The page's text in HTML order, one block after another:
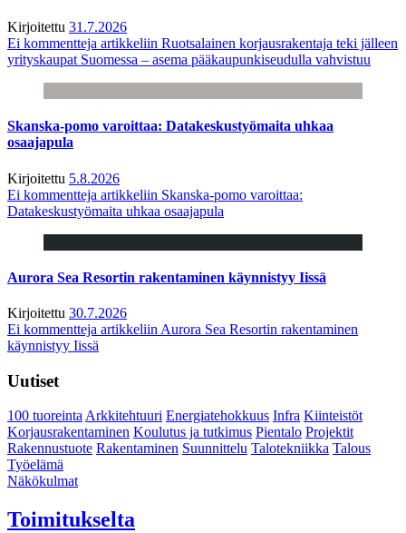
Kirjoitettu 31.7.2026
Ei kommentteja artikkeliin Ruotsalainen korjausrakentaja teki jälleen
yrityskaupat Suomessa – asema pääkaupunkiseudulla vahvistuu
Skanska-pomo varoittaa: Datakeskustyömaita uhkaa
osaajapula
Kirjoitettu 5.8.2026
Ei kommentteja artikkeliin Skanska-pomo varoittaa:
Datakeskustyömaita uhkaa osaajapula
Aurora Sea Resortin rakentaminen käynnistyy Iissä
Kirjoitettu 30.7.2026
Ei kommentteja artikkeliin Aurora Sea Resortin rakentaminen
käynnistyy Iissä
Uutiset
100 tuoreintaArkkitehtuuri Energiatehokkuus Infra Kiinteistöt
Korjausrakentaminen Koulutus ja tutkimus Pientalo Projektit
Rakennustuote Rakentaminen Suunnittelu Talotekniikka Talous
Työelämä
Näkökulmat
Toimitukselta